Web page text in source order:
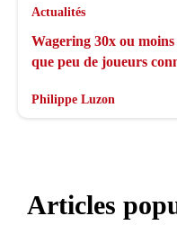
Actualités
Wagering 30x ou
que peu de joueurs
Philippe Luzon
Articles